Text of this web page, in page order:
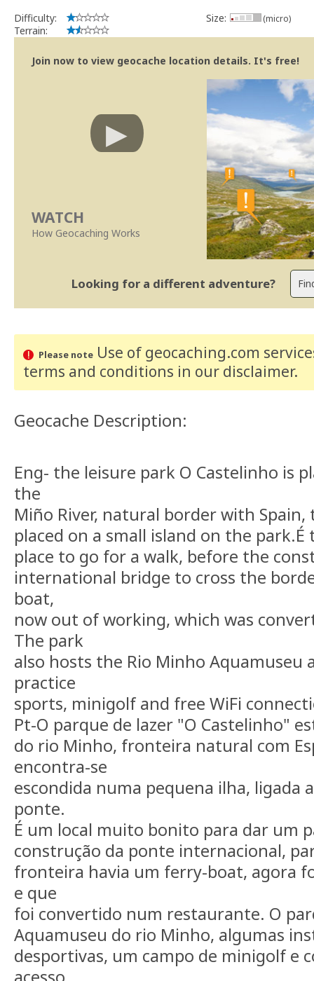
Se no local existe algum container, por favor recolha-o a fim
Abraço e obrigado,
SUp3rFM
Difficulty:
Terrain:
Size: (micro)
Join now to view geocache location details. It's free!
WATCH
How Geocaching Works
Looking for a different adventure?
Please noteUse of geocaching.com
terms and conditions in our disclaimer.
Geocache Description:
Eng- the leisure park O Castelinho is
the
Miño River, natural border with Spain,
placed on a small island on the park.É
place to go for a walk, before the
international bridge to cross the
boat,
now out of working, which was
The park
also hosts the Rio Minho Aquamuseu
practice
sports, minigolf and free WiFi
Pt-O parque de lazer "O Castelinho"
do rio Minho, fronteira natural com
encontra-se
escondida numa pequena ilha, ligada
ponte.
É um local muito bonito para dar um
construção da ponte internacional,
fronteira havia um ferry-boat, agora
e que
foi convertido num restaurante. O
Aquamuseu do rio Minho, algumas
desportivas, um campo de minigolf e
acesso